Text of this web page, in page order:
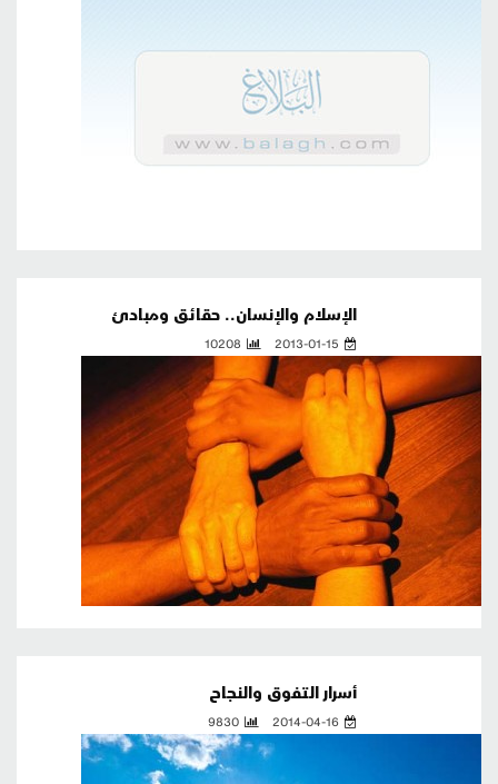
الإسلام والإنسان.. حقائق ومبادئ
2013-01-15
10208
أسرار التفوق والنجاح
2014-04-16
9830